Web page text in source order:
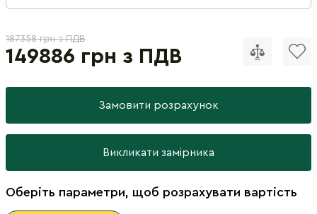
187358 грн з ПДВ
149886 грн з ПДВ
Замовити розрахунок
Викликати замірника
Оберіть параметри, щоб розрахувати вартість